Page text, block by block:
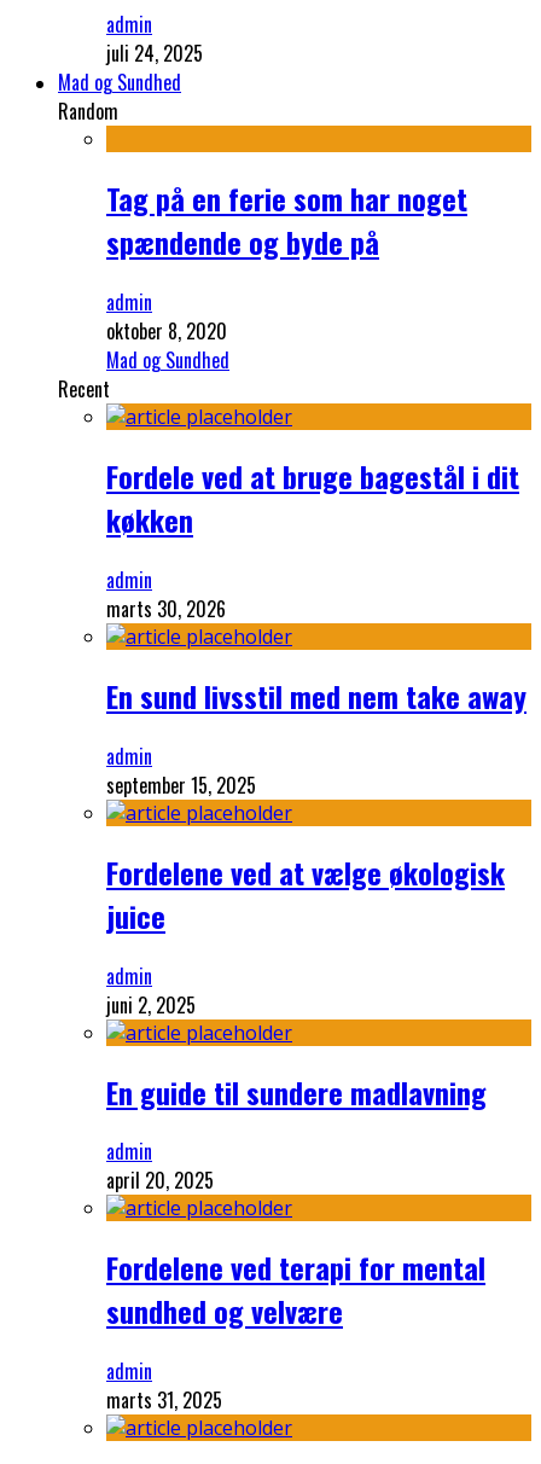
admin
juli 24, 2025
Mad og Sundhed
Random
Tag på en ferie som har noget
spændende og byde på
admin
oktober 8, 2020
Mad og Sundhed
Recent
Fordele ved at bruge bagestål i dit
køkken
admin
marts 30, 2026
En sund livsstil med nem take away
admin
september 15, 2025
Fordelene ved at vælge økologisk
juice
admin
juni 2, 2025
En guide til sundere madlavning
admin
april 20, 2025
Fordelene ved terapi for mental
sundhed og velvære
admin
marts 31, 2025